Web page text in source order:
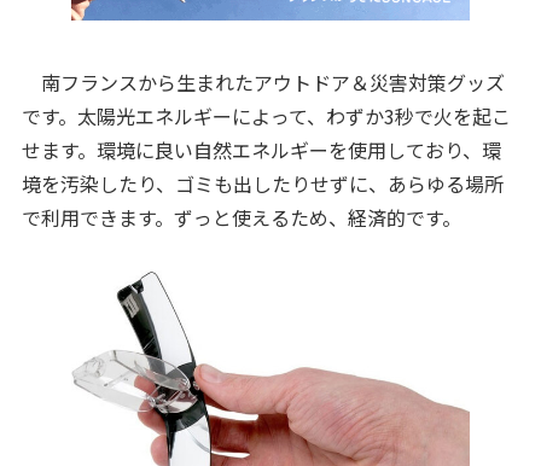
南フランスから生まれたアウトドア＆災害対策グッズ
です。太陽光エネルギーによって、わずか3秒で火を起こ
せます。環境に良い自然エネルギーを使用しており、環
境を汚染したり、ゴミも出したりせずに、あらゆる場所
で利用できます。ずっと使えるため、経済的です。